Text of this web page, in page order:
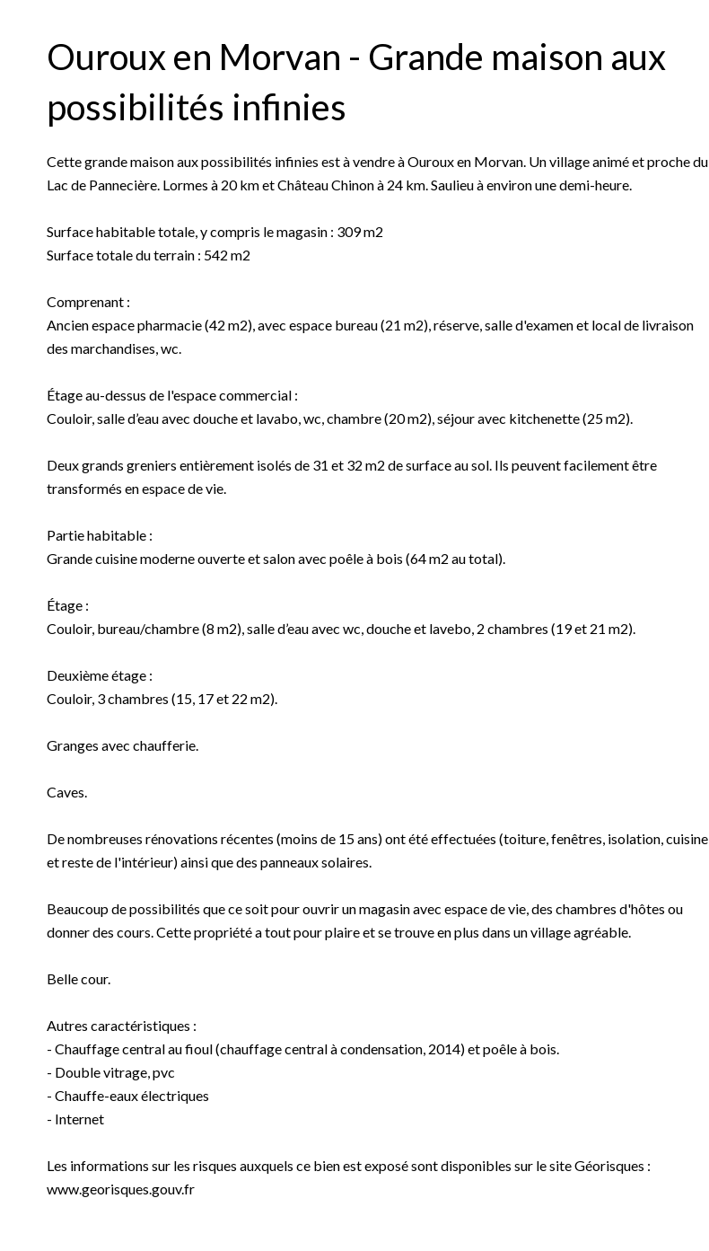
Ouroux en Morvan - Grande maison aux
possibilités infinies
Cette grande maison aux possibilités infinies est à vendre à Ouroux en Morvan. Un village animé et proche du
Lac de Pannecière. Lormes à 20 km et Château Chinon à 24 km. Saulieu à environ une demi-heure.
Surface habitable totale, y compris le magasin : 309 m2
Surface totale du terrain : 542 m2
Comprenant :
Ancien espace pharmacie (42 m2), avec espace bureau (21 m2), réserve, salle d'examen et local de livraison
des marchandises, wc.
Étage au-dessus de l'espace commercial :
Couloir, salle d’eau avec douche et lavabo, wc, chambre (20 m2), séjour avec kitchenette (25 m2).
Deux grands greniers entièrement isolés de 31 et 32 m2 de surface au sol. Ils peuvent facilement être
transformés en espace de vie.
Partie habitable :
Grande cuisine moderne ouverte et salon avec poêle à bois (64 m2 au total).
Étage :
Couloir, bureau/chambre (8 m2), salle d’eau avec wc, douche et lavebo, 2 chambres (19 et 21 m2).
Deuxième étage :
Couloir, 3 chambres (15, 17 et 22 m2).
Granges avec chaufferie.
Caves.
De nombreuses rénovations récentes (moins de 15 ans) ont été effectuées (toiture, fenêtres, isolation, cuisine
et reste de l'intérieur) ainsi que des panneaux solaires.
Beaucoup de possibilités que ce soit pour ouvrir un magasin avec espace de vie, des chambres d'hôtes ou
donner des cours. Cette propriété a tout pour plaire et se trouve en plus dans un village agréable.
Belle cour.
Autres caractéristiques :
- Chauffage central au fioul (chauffage central à condensation, 2014) et poêle à bois.
- Double vitrage, pvc
- Chauffe-eaux électriques
- Internet
Les informations sur les risques auxquels ce bien est exposé sont disponibles sur le site Géorisques :
www.georisques.gouv.fr